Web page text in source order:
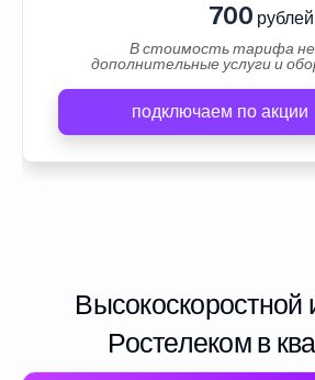
700
В стоимость тарифа
дополнительные услуги и
подключаем по акции
Высокоскоростной
Ростелеком в